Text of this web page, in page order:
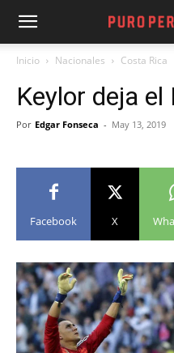
Inicio Nacionales Costa Rica
Keylor deja
Por Edgar Fonseca - May 13, 2019
Facebook X